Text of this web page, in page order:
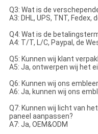
Q3: Wat is de
A3: DHL, UPS, TNT,
Q4: Wat is de
A4: T/T, L/C, Paypal, de
Q5: Kunnen wij klant
A5: Ja, ontwerpen wij het
Q6: Kunnen wij ons
A6: Ja, kunnen wij ons
Q7: Kunnen wij licht van
paneel aanpassen?
A7: Ja, OEM&ODM